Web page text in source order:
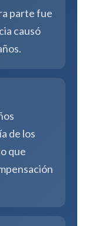
parte fue
causó
de los
que